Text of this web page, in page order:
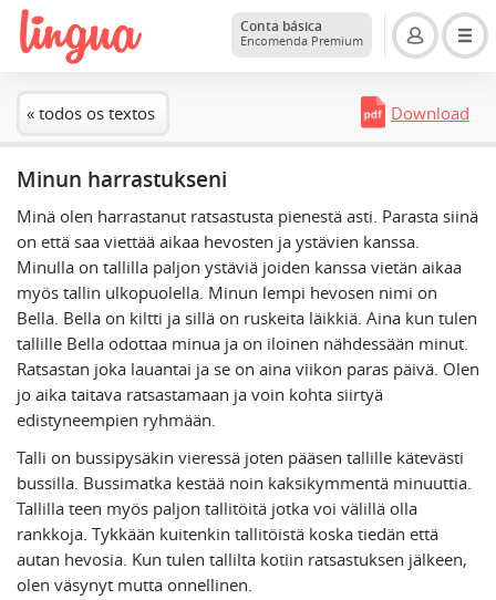
Conta básica
Encomenda Premium
« todos os textos Download
Minun harrastukseni
Minä olen harrastanut ratsastusta pienestä asti. Parasta siinä
on että saa viettää aikaa hevosten ja ystävien kanssa.
Minulla on tallilla paljon ystäviä joiden kanssa vietän aikaa
myös tallin ulkopuolella. Minun lempi hevosen nimi on
Bella. Bella on kiltti ja sillä on ruskeita läikkiä. Aina kun tulen
tallille Bella odottaa minua ja on iloinen nähdessään minut.
Ratsastan joka lauantai ja se on aina viikon paras päivä. Olen
jo aika taitava ratsastamaan ja voin kohta siirtyä
edistyneempien ryhmään.
Talli on bussipysäkin vieressä joten pääsen tallille kätevästi
bussilla. Bussimatka kestää noin kaksikymmentä minuuttia.
Tallilla teen myös paljon tallitöitä jotka voi välillä olla
rankkoja. Tykkään kuitenkin tallitöistä koska tiedän että
autan hevosia. Kun tulen tallilta kotiin ratsastuksen jälkeen,
olen väsynyt mutta onnellinen.